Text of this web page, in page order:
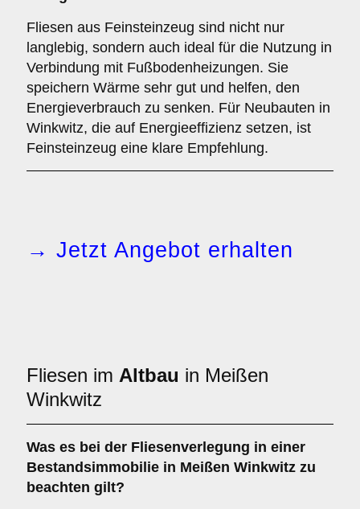
Fliesen aus Feinsteinzeug sind nicht nur
langlebig, sondern auch ideal für die Nutzung in
Verbindung mit Fußbodenheizungen. Sie
speichern Wärme sehr gut und helfen, den
Energieverbrauch zu senken. Für Neubauten in
Winkwitz, die auf Energieeffizienz setzen, ist
Feinsteinzeug eine klare Empfehlung.
→ Jetzt Angebot erhalten
Fliesen im Altbau in Meißen
Winkwitz
Was es bei der Fliesenverlegung in einer
Bestandsimmobilie in Meißen Winkwitz zu
beachten gilt?